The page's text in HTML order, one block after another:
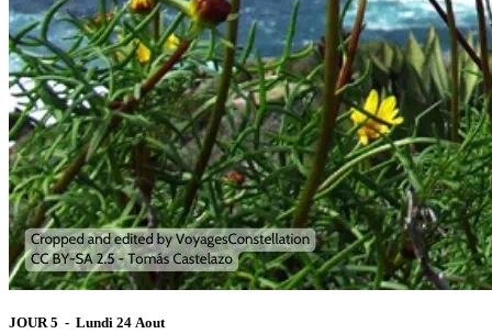
JOUR 5 - Lundi 24 Aout